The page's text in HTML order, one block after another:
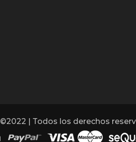
| Todos los derechos